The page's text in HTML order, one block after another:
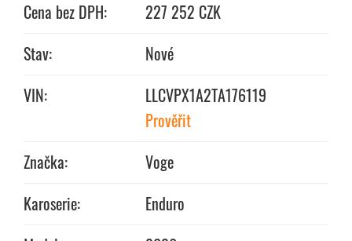
Cena bez DPH:
227 252 CZK
Stav:
Nové
VIN:
LLCVPX1A2TA176119
Prověřit
Značka:
Voge
Karoserie:
Enduro